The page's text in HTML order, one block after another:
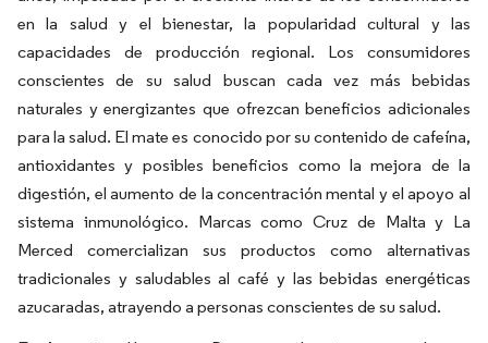
en la salud y el bienestar, la popularidad cultural y las
capacidades de producción regional. Los consumidores
conscientes de su salud buscan cada vez más bebidas
naturales y energizantes que ofrezcan beneficios adicionales
para la salud. El mate es conocido por su contenido de cafeína,
antioxidantes y posibles beneficios como la mejora de la
digestión, el aumento de la concentración mental y el apoyo al
sistema inmunológico. Marcas como Cruz de Malta y La
Merced comercializan sus productos como alternativas
tradicionales y saludables al café y las bebidas energéticas
azucaradas, atrayendo a personas conscientes de su salud.